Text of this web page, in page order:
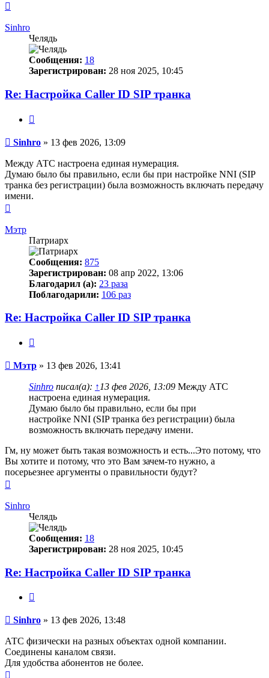
началу
Sinhro
Челядь
Сообщения: 18
Зарегистрирован: 28 ноя 2025, 10:45
Re: Настройка Caller ID SIP транка
Сообщение
Sinhro » 13 фев 2026, 13:09
Между АТС настроена единая нумерация.
Думаю было бы правильно, если бы при настройке NNI (SIP
транка без регистрации) была возможность включать передачу
имени.
началу
Мэтр
Патриарх
Сообщения: 875
Зарегистрирован: 08 апр 2022, 13:06
Благодарил (а): 23 раза
Поблагодарили: 106 раз
Re: Настройка Caller ID SIP транка
Сообщение
Мэтр » 13 фев 2026, 13:41
Sinhro писал(а): ↑ 13 фев 2026, 13:09 Между АТС
настроена единая нумерация.
Думаю было бы правильно, если бы при
настройке NNI (SIP транка без регистрации) была
возможность включать передачу имени.
Гм, ну может быть такая возможность и есть...Это потому, что
Вы хотите и потому, что это Вам зачем-то нужно, а
посерьезнее аргументы о правильности будут?
началу
Sinhro
Челядь
Сообщения: 18
Зарегистрирован: 28 ноя 2025, 10:45
Re: Настройка Caller ID SIP транка
Сообщение
Sinhro » 13 фев 2026, 13:48
АТС физически на разных объектах одной компании.
Соединены каналом связи.
Для удобства абонентов не более.